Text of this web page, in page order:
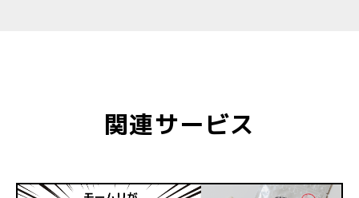
関連サービス